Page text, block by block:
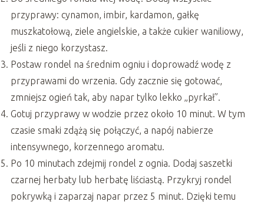
przyprawy: cynamon, imbir, kardamon, gałkę
muszkatołową, ziele angielskie, a także cukier waniliowy,
jeśli z niego korzystasz.
Postaw rondel na średnim ogniu i doprowadź wodę z
przyprawami do wrzenia. Gdy zacznie się gotować,
zmniejsz ogień tak, aby napar tylko lekko „pyrkał”.
Gotuj przyprawy w wodzie przez około 10 minut. W tym
czasie smaki zdążą się połączyć, a napój nabierze
intensywnego, korzennego aromatu.
Po 10 minutach zdejmij rondel z ognia. Dodaj saszetki
czarnej herbaty lub herbatę liściastą. Przykryj rondel
pokrywką i zaparzaj napar przez 5 minut. Dzięki temu